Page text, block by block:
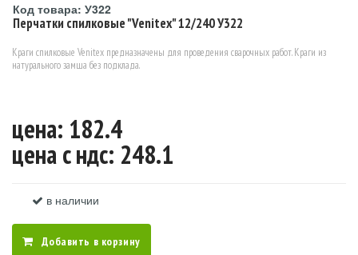
Код товара: У322
Перчатки спилковые "Venitex" 12/240 У322
Краги спилковые Venitex предназначены для проведения сварочных работ. Краги из
натурального замша без подклада.
цена: 182.4
цена c ндс: 248.1
в наличии
Добавить в корзину